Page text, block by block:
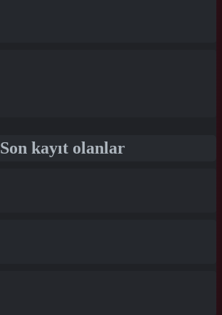
Son kayıt olanlar